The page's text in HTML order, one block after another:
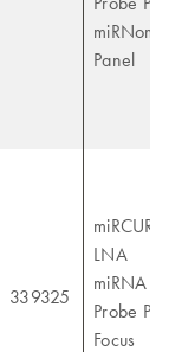
miRNome
Panel
339325
miRCURY
LNA
miRNA
Probe
Focus